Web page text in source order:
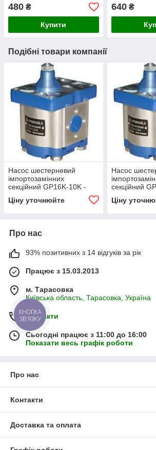
480 ₴
Купити
640₴
Подібні товари компанії
Насос шестерневий
імпортозамінних
секційний GP16K-10K -
Ціну уточнюйте
Насос
секційний
Ціну
Про нас
93% позитивних з 14 відгуків за рік
Працює з 15.03.2013
м. Тарасовка
Київська область, Тарасовка, Україна
Контакти
Сьогодні працює з 11:00 до 16:00
Показати весь графік роботи
Про нас
Контакти
Доставка та оплата
КНОПКА
ЗВ'ЯЗКУ